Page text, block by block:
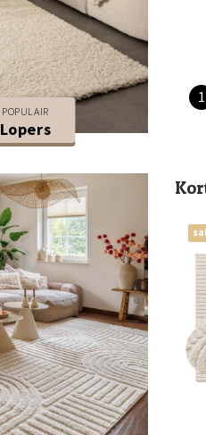
POPULAIR
Lopers